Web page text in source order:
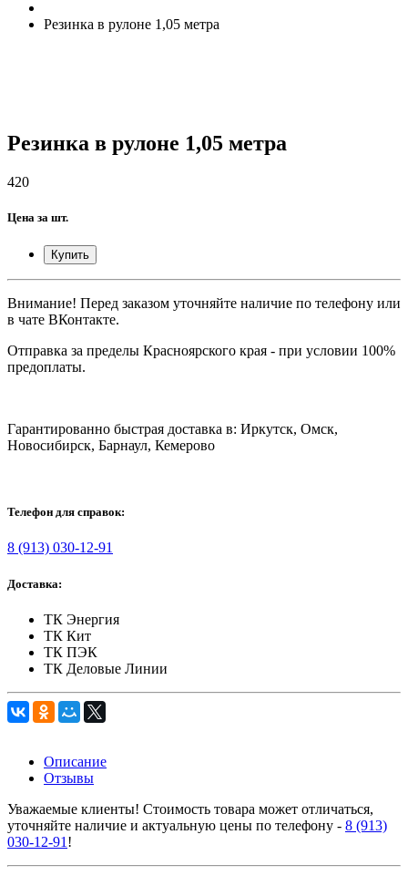
Резинка в рулоне 1,05 метра
Резинка в рулоне 1,05 метра
420
Цена за шт.
Купить
Внимание! Перед заказом уточняйте наличие по телефону или
в чате ВКонтакте.
Отправка за пределы Красноярского края - при условии 100%
предоплаты.
Гарантированно быстрая доставка в: Иркутск, Омск,
Новосибирск, Барнаул, Кемерово
Телефон для справок:
8 (913) 030-12-91
Доставка:
ТК Энергия
ТК Кит
ТК ПЭК
ТК Деловые Линии
Описание
Отзывы
Уважаемые клиенты! Стоимость товара может отличаться,
уточняйте наличие и актуальную цены по телефону - 8 (913)
030-12-91 !